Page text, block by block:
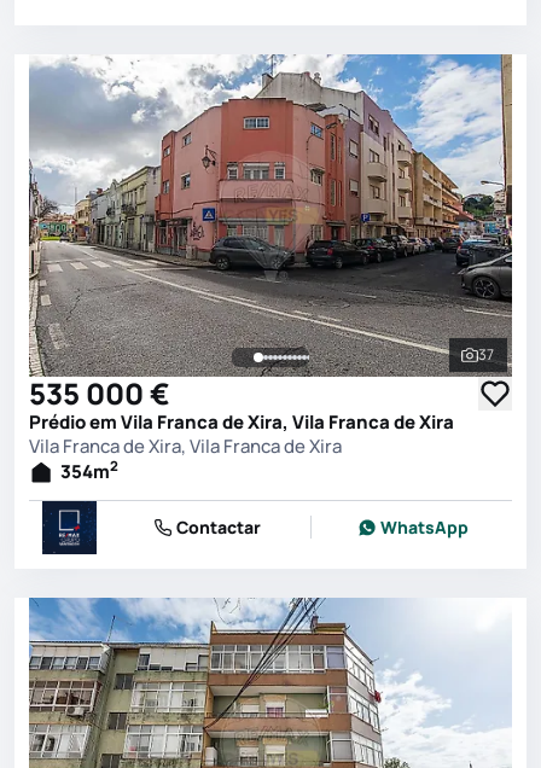
Ver
37
535 000 €
Prédio em Vila Franca de Xira, Vila Franca de Xira
Vila Franca de Xira, Vila Franca de Xira
354m2
Contactar WhatsApp